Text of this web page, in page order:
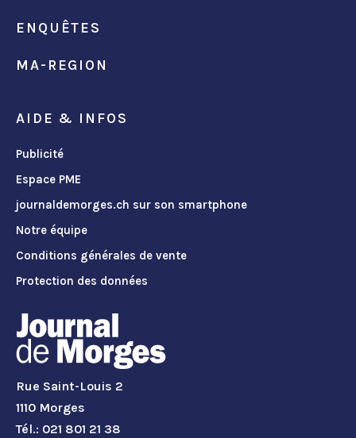
ENQUÊTES
MA-REGION
AIDE & INFOS
Publicité
Espace PME
journaldemorges.ch sur son smartphone
Notre équipe
Conditions générales de vente
Protection des données
Rue Saint-Louis 2
1110 Morges
Tél.: 021 801 21 38